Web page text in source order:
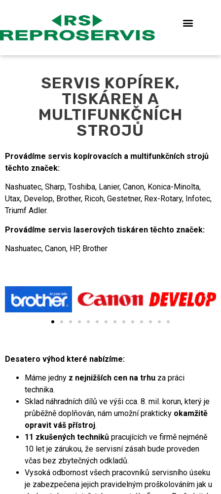
SERVIS KOPÍREK,
TISKÁREN A
MULTIFUNKČNÍCH
STROJŮ
Provádíme servis kopírovacích a multifunkčních strojů
těchto značek:
Nashuatec, Sharp, Toshiba, Lanier, Canon, Konica-Minolta,
Utax, Develop, Brother, Ricoh, Gestetner, Rex-Rotary, Infotec,
Triumf Adler.
Provádíme servis laserových tiskáren těchto značek:
Nashuatec, Canon, HP, Brother
Desatero výhod které nabízíme:
Máme jedny z nejnižších cen na trhu za práci
technika.
Sklad náhradních dílů ve výši cca. 8. mil. korun, který je
průběžně doplňován, nám umožní prakticky okamžitě
opravit váš přístroj.
11 zkušených techniků pracujících ve firmě nejméně
10 let je zárukou, že servisní zásah bude proveden
včas bez zbytečných odkladů.
Vysoká odbornost všech pracovníků servisního úseku
je zabezpečena jejich pravidelným proškolováním jak u